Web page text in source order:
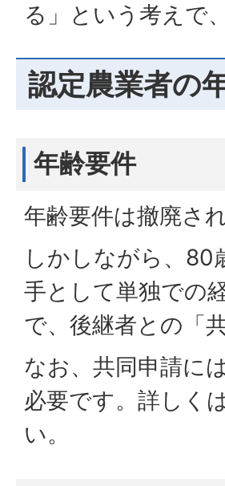
る」という考えで
認定農業者の
年齢要件
年齢要件は撤廃さ
しかしながら、80
手として単独での
で、後継者との「
なお、共同申請に
必要です。詳しく
い。